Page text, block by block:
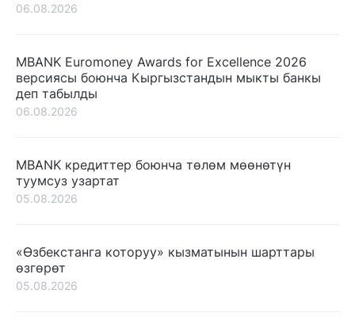
06.08.2026
MBANK Euromoney Awards for Excellence 2026
версиясы боюнча Кыргызстандын мыкты банкы
деп табылды
06.08.2026
MBANK кредиттер боюнча төлөм мөөнөтүн
туумсуз узартат
05.08.2026
«Өзбекстанга которуу» кызматынын шарттары
өзгөрөт
05.08.2026